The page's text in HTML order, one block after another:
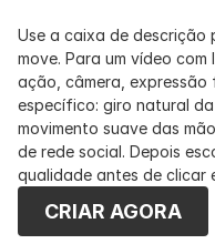
Use a caixa de descrição
move. Para um vídeo
ação, câmera, expressão
específico: giro natural
movimento suave das
de rede social. Depois
qualidade antes de clicar
CRIAR AGORA